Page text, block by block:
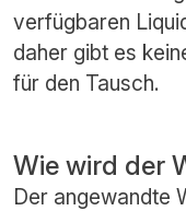
verfügbaren
daher gibt es
für den Tausch.
Wie wird der
Der angewandte